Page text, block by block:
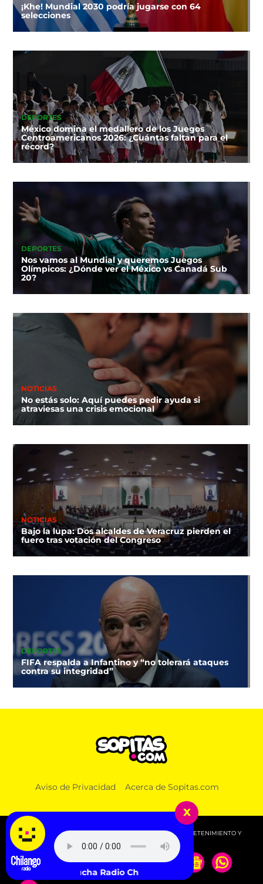
¡Khe! Mundial 2030 podría jugarse con 64
selecciones
DEPORTES
México domina el medallero de los Juegos
Centroamericanos 2026: ¿Cuántas faltan para el
récord?
DEPORTES
Nos vamos al Mundial y queremos Juegos
Olímpicos: ¿Dónde ver el México vs Canadá Sub
20?
NOTICIAS
No estás solo: Aquí puedes pedir ayuda si
atraviesas una crisis emocional
NOTICIAS
Bajo la lupa: Dos alcaldes de Veracruz pierden el
fuero tras votación del Congreso
DEPORTES
FIFA respalda a Infantino y “no tolerará ataques
contra su integridad”
Aviso de Privacidad Acerca de Sopitas.com
© 2026 SOPITAS.COM - MÚSICA, NOTICIAS, DEPORTES, ENTRETENIMIENTO Y
MÁS!.
x
Escucha Radio Chilango -